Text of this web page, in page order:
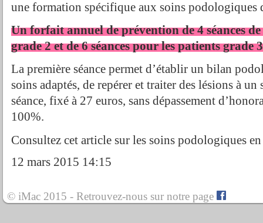
une formation spécifique aux soins podologiques
Un forfait annuel de prévention de 4 séances
grade 2 et de 6 séances pour les patients grade 3
La première séance permet d’établir un bilan
soins adaptés, de repérer et traiter des lésions à
séance, fixé à 27 euros, sans dépassement
100%.
Consultez cet article sur les soins podologiques
12 mars 2015 14:15
© iMac 2015 - Retrouvez-nous sur notre page